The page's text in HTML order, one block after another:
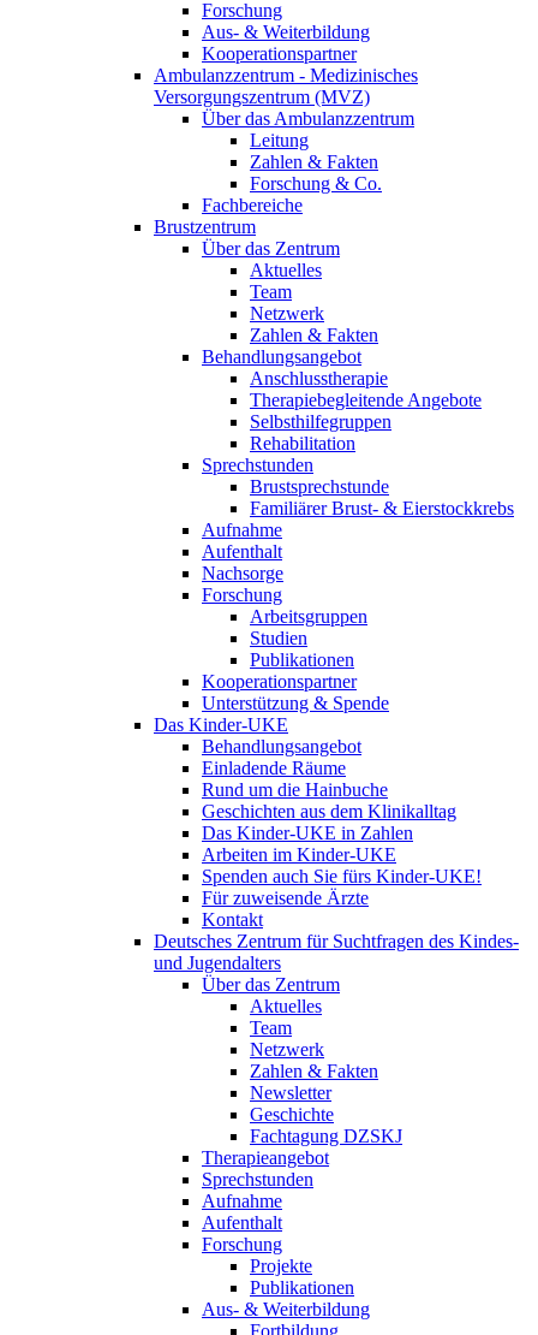
Forschung
Aus- & Weiterbildung
Kooperationspartner
Ambulanzzentrum - Medizinisches
Versorgungszentrum (MVZ)
Über das Ambulanzzentrum
Leitung
Zahlen & Fakten
Forschung & Co.
Fachbereiche
Brustzentrum
Über das Zentrum
Aktuelles
Team
Netzwerk
Zahlen & Fakten
Behandlungsangebot
Anschlusstherapie
Therapiebegleitende Angebote
Selbsthilfegruppen
Rehabilitation
Sprechstunden
Brustsprechstunde
Familiärer Brust- & Eierstockkrebs
Aufnahme
Aufenthalt
Nachsorge
Forschung
Arbeitsgruppen
Studien
Publikationen
Kooperationspartner
Unterstützung & Spende
Das Kinder-UKE
Behandlungsangebot
Einladende Räume
Rund um die Hainbuche
Geschichten aus dem Klinikalltag
Das Kinder-UKE in Zahlen
Arbeiten im Kinder-UKE
Spenden auch Sie fürs Kinder-UKE!
Für zuweisende Ärzte
Kontakt
Deutsches Zentrum für Suchtfragen des Kindes-
und Jugendalters
Über das Zentrum
Aktuelles
Team
Netzwerk
Zahlen & Fakten
Newsletter
Geschichte
Fachtagung DZSKJ
Therapieangebot
Sprechstunden
Aufnahme
Aufenthalt
Forschung
Projekte
Publikationen
Aus- & Weiterbildung
Fortbildung